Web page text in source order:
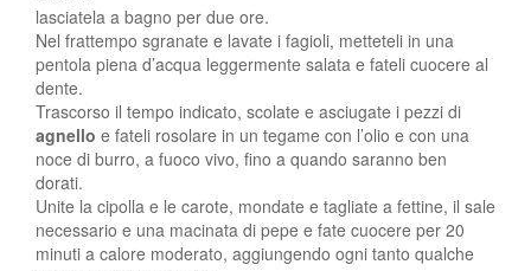
lasciatela a bagno per due ore.
Nel frattempo sgranate e lavate i fagioli, metteteli in una
pentola piena d’acqua leggermente salata e fateli cuocere al
dente.
Trascorso il tempo indicato, scolate e asciugate i pezzi di
agnello e fateli rosolare in un tegame con l’olio e con una
noce di burro, a fuoco vivo, fino a quando saranno ben
dorati.
Unite la cipolla e le carote, mondate e tagliate a fettine, il sale
necessario e una macinata di pepe e fate cuocere per 20
minuti a calore moderato, aggiungendo ogni tanto qualche